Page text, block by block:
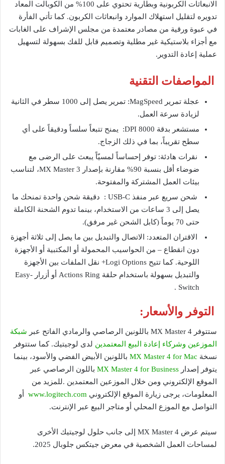
الانبعاثات الكربونية وبطارية تحتوي على 100% من الكوبالت المعاد
تدويره لتقليل استهلاك الموارد وانبعاثات الكربون. كما تأتي الفأرة
في عبوة ورقية من مصادر معتمدة من مجلس الإشراف على الغابات
مع أجزاء بلاستيكية غير مطلية وتصميم قابل للفك بسهولة لتسهيل
عملية إعادة التدوير.
المواصفات التقنية
عجلة تمرير MagSpeed: تمرير يصل إلى 1000 سطر في الثانية
لزيادة سرعة العمل.
مستشعر بدقة 8000 DPI: يمنح تتبعاً سلساً ودقيقاً على أي
سطح تقريباً، بما في ذلك الزجاج.
نقرات هادئة: توفر إحساساً لمسيّاً يبعث على الرضى مع
ضوضاء أقل بنسبة 90% مقارنة بإصدار MX Master 3، لتناسب
بيئات العمل المشتركة والمفتوحة.
شحن سريع عبر منفذ USB-C : دقيقة شحن واحدة تمنحك ما
يصل إلى 3 ساعات من الاستخدام، بينما تدوم الشحنة الكاملة
حتى 70 يوماً (كابل الشحن غير مرفق).
الاقتران المتعدد: الاتصال والتبديل بين ما يصل إلى ثلاثة أجهزة
دون انقطاع – من الحواسيب المحمولة أو المكتبية أو الأجهزة
اللوحية. كما تتيح Logi Options+ نقل الملفات بين الأجهزة
والتبديل بسهولة باستخدام حلقة Actions Ring أو أزرار Easy-
Switch .
التوفر والأسعار:
ستتوفر MX Master 4 باللونين الرصاصي والرمادي الفاتح عبر
شبكة
الموزعين وشركاء إعادة البيع المعتمدين لدى لوجيتيك. كما ستتوفر
نسخة MX Master 4 for Mac باللونين الأبيض الفضي والأسود، بينما
يتوفر إصدار MX Master 4 for Business باللون الرصاصي عبر
الموقع الإلكتروني ومن خلال الموزعين المعتمدين .للمزيد من
المعلومات، يرجى زيارة الموقع الإلكتروني www.logitech.com أو
التواصل مع الموزع المحلي أو متاجر البيع عبر الإنترنت.
سيتم عرض MX Master 4 إلى جانب حلول لوجيتيك الأخرى
لمساحات العمل الشخصية في معرض جيتكس جلوبال 2025.